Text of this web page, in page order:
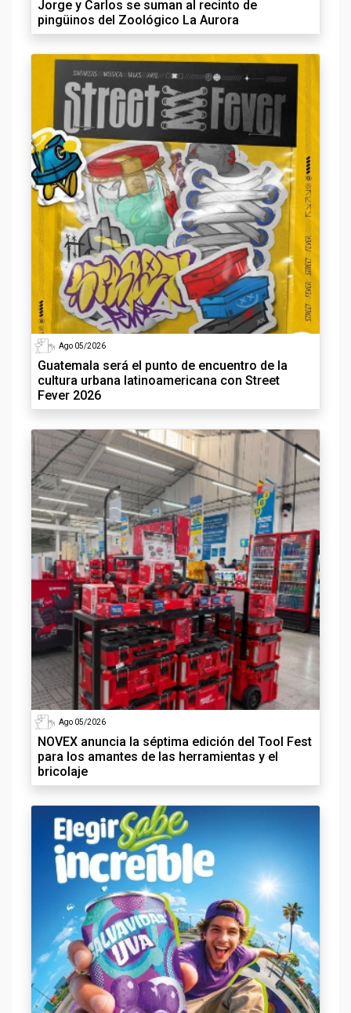
Jorge y Carlos se suman al recinto de
pingüinos del Zoológico La Aurora
Ago 05/2026
Guatemala será el punto de encuentro de la
cultura urbana latinoamericana con Street
Fever 2026
Ago 05/2026
NOVEX anuncia la séptima edición del Tool Fest
para los amantes de las herramientas y el
bricolaje